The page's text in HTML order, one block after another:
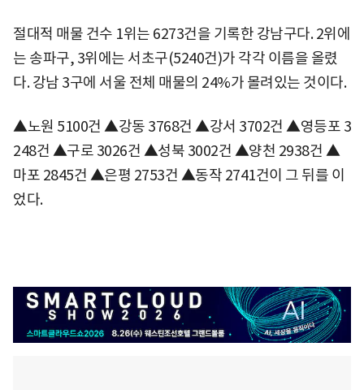
절대적 매물 건수 1위는 6273건을 기록한 강남구다. 2위에
는 송파구, 3위에는 서초구(5240건)가 각각 이름을 올렸
다. 강남 3구에 서울 전체 매물의 24%가 몰려있는 것이다.
▲노원 5100건 ▲강동 3768건 ▲강서 3702건 ▲영등포 3
248건 ▲구로 3026건 ▲성북 3002건 ▲양천 2938건 ▲
마포 2845건 ▲은평 2753건 ▲동작 2741건이 그 뒤를 이
었다.